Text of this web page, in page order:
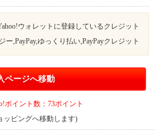
ウォレットに登録しているクレジット
,PayPay,ゆっくり払い,PayPayクレジット
ページへ移動
ポイント数：73ポイント
ッピングへ移動します)